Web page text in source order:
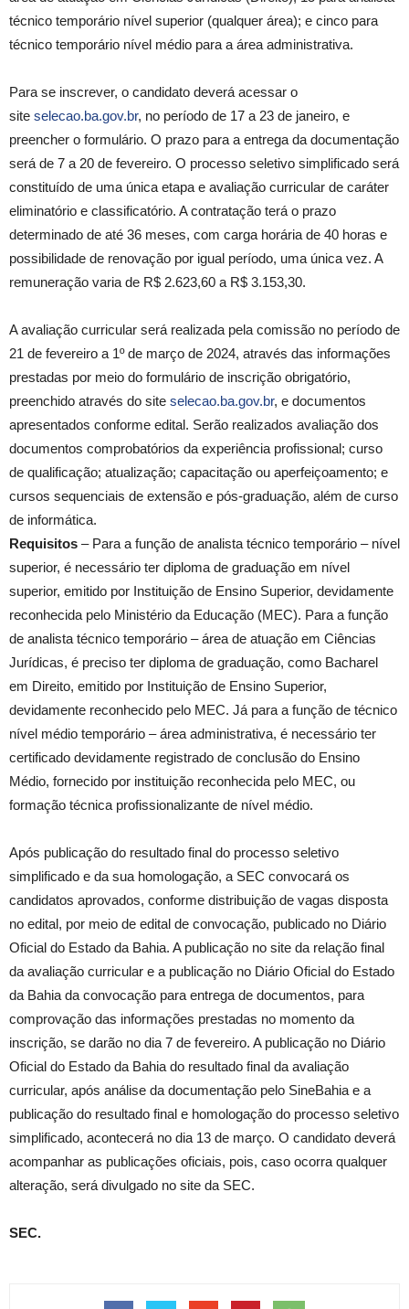
técnico temporário nível superior (qualquer área); e cinco para
técnico temporário nível médio para a área administrativa.
Para se inscrever, o candidato deverá acessar o
site selecao.ba.gov.br, no período de 17 a 23 de janeiro, e
preencher o formulário. O prazo para a entrega da documentação
será de 7 a 20 de fevereiro. O processo seletivo simplificado será
constituído de uma única etapa e avaliação curricular de caráter
eliminatório e classificatório. A contratação terá o prazo
determinado de até 36 meses, com carga horária de 40 horas e
possibilidade de renovação por igual período, uma única vez. A
remuneração varia de R$ 2.623,60 a R$ 3.153,30.
A avaliação curricular será realizada pela comissão no período de
21 de fevereiro a 1º de março de 2024, através das informações
prestadas por meio do formulário de inscrição obrigatório,
preenchido através do site selecao.ba.gov.br, e documentos
apresentados conforme edital. Serão realizados avaliação dos
documentos comprobatórios da experiência profissional; curso
de qualificação; atualização; capacitação ou aperfeiçoamento; e
cursos sequenciais de extensão e pós-graduação, além de curso
de informática.
Requisitos – Para a função de analista técnico temporário – nível
superior, é necessário ter diploma de graduação em nível
superior, emitido por Instituição de Ensino Superior, devidamente
reconhecida pelo Ministério da Educação (MEC). Para a função
de analista técnico temporário – área de atuação em Ciências
Jurídicas, é preciso ter diploma de graduação, como Bacharel
em Direito, emitido por Instituição de Ensino Superior,
devidamente reconhecido pelo MEC. Já para a função de técnico
nível médio temporário – área administrativa, é necessário ter
certificado devidamente registrado de conclusão do Ensino
Médio, fornecido por instituição reconhecida pelo MEC, ou
formação técnica profissionalizante de nível médio.
Após publicação do resultado final do processo seletivo
simplificado e da sua homologação, a SEC convocará os
candidatos aprovados, conforme distribuição de vagas disposta
no edital, por meio de edital de convocação, publicado no Diário
Oficial do Estado da Bahia. A publicação no site da relação final
da avaliação curricular e a publicação no Diário Oficial do Estado
da Bahia da convocação para entrega de documentos, para
comprovação das informações prestadas no momento da
inscrição, se darão no dia 7 de fevereiro. A publicação no Diário
Oficial do Estado da Bahia do resultado final da avaliação
curricular, após análise da documentação pelo SineBahia e a
publicação do resultado final e homologação do processo seletivo
simplificado, acontecerá no dia 13 de março. O candidato deverá
acompanhar as publicações oficiais, pois, caso ocorra qualquer
alteração, será divulgado no site da SEC.
SEC.